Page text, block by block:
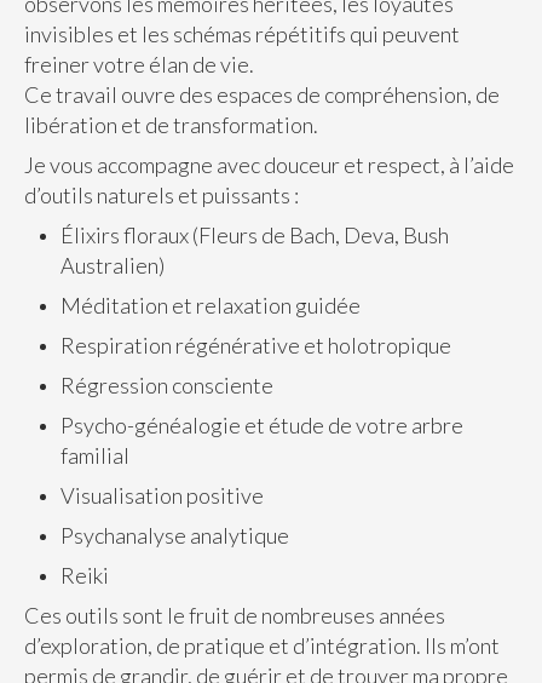
invisibles et les schémas répétitifs qui peuvent
freiner votre élan de vie.
Ce travail ouvre des espaces de compréhension, de
libération et de transformation.
Je vous accompagne avec douceur et respect, à l’aide
d’outils naturels et puissants :
Élixirs floraux (Fleurs de Bach, Deva, Bush
Australien)
Méditation et relaxation guidée
Respiration régénérative et holotropique
Régression consciente
Psycho-généalogie et étude de votre arbre
familial
Visualisation positive
Psychanalyse analytique
Reiki
Ces outils sont le fruit de nombreuses années
d’exploration, de pratique et d’intégration. Ils m’ont
permis de grandir, de guérir et de trouver ma propre